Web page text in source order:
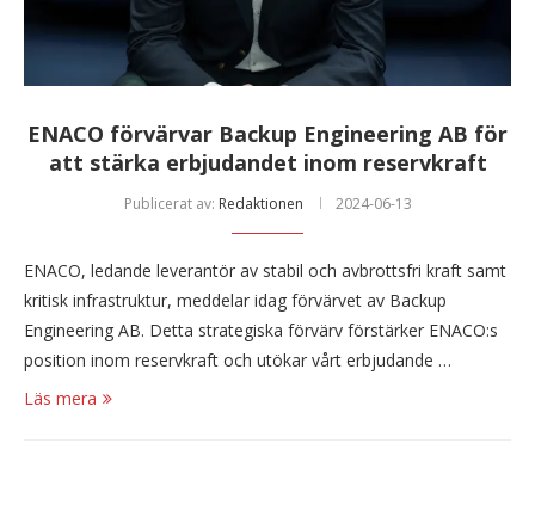
ENACO förvärvar Backup Engineering AB för
att stärka erbjudandet inom reservkraft
Publicerat av: Redaktionen 2024-06-13
ENACO, ledande leverantör av stabil och avbrottsfri kraft samt
kritisk infrastruktur, meddelar idag förvärvet av Backup
Engineering AB. Detta strategiska förvärv förstärker ENACO:s
position inom reservkraft och utökar vårt erbjudande …
Läs mera